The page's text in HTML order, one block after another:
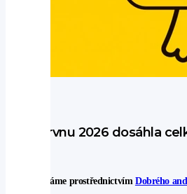
V červnu 2026 dosáhla
Pomáháme prostřednictvím Dobrého